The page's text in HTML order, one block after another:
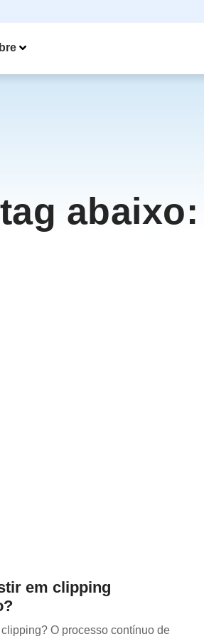
abaixo:
em clipping
O processo contínuo de